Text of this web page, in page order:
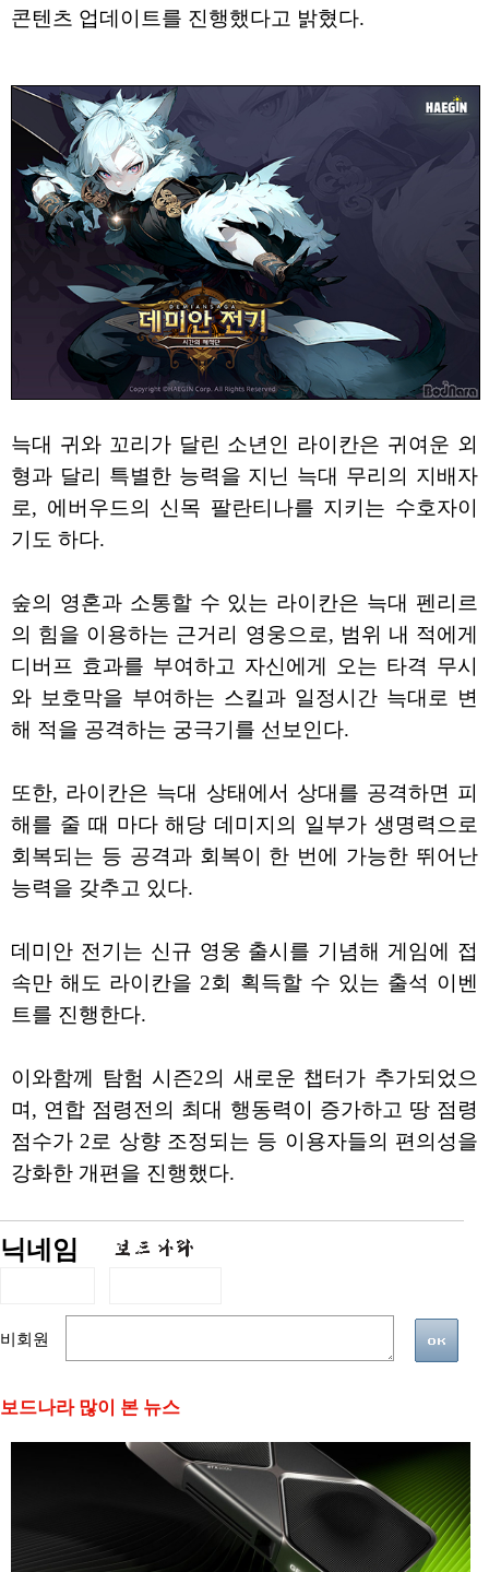
콘텐츠 업데이트를 진행했다고 밝혔다.
늑대 귀와 꼬리가 달린 소년인 라이칸은 귀여운 외
형과 달리 특별한 능력을 지닌 늑대 무리의 지배자
로, 에버우드의 신목 팔란티나를 지키는 수호자이
기도 하다.
숲의 영혼과 소통할 수 있는 라이칸은 늑대 펜리르
의 힘을 이용하는 근거리 영웅으로, 범위 내 적에게
디버프 효과를 부여하고 자신에게 오는 타격 무시
와 보호막을 부여하는 스킬과 일정시간 늑대로 변
해 적을 공격하는 궁극기를 선보인다.
또한, 라이칸은 늑대 상태에서 상대를 공격하면 피
해를 줄 때 마다 해당 데미지의 일부가 생명력으로
회복되는 등 공격과 회복이 한 번에 가능한 뛰어난
능력을 갖추고 있다.
데미안 전기는 신규 영웅 출시를 기념해 게임에 접
속만 해도 라이칸을 2회 획득할 수 있는 출석 이벤
트를 진행한다.
이와함께 탐험 시즌2의 새로운 챕터가 추가되었으
며, 연합 점령전의 최대 행동력이 증가하고 땅 점령
점수가 2로 상향 조정되는 등 이용자들의 편의성을
강화한 개편을 진행했다.
닉네임
비회원
보드나라 많이 본 뉴스